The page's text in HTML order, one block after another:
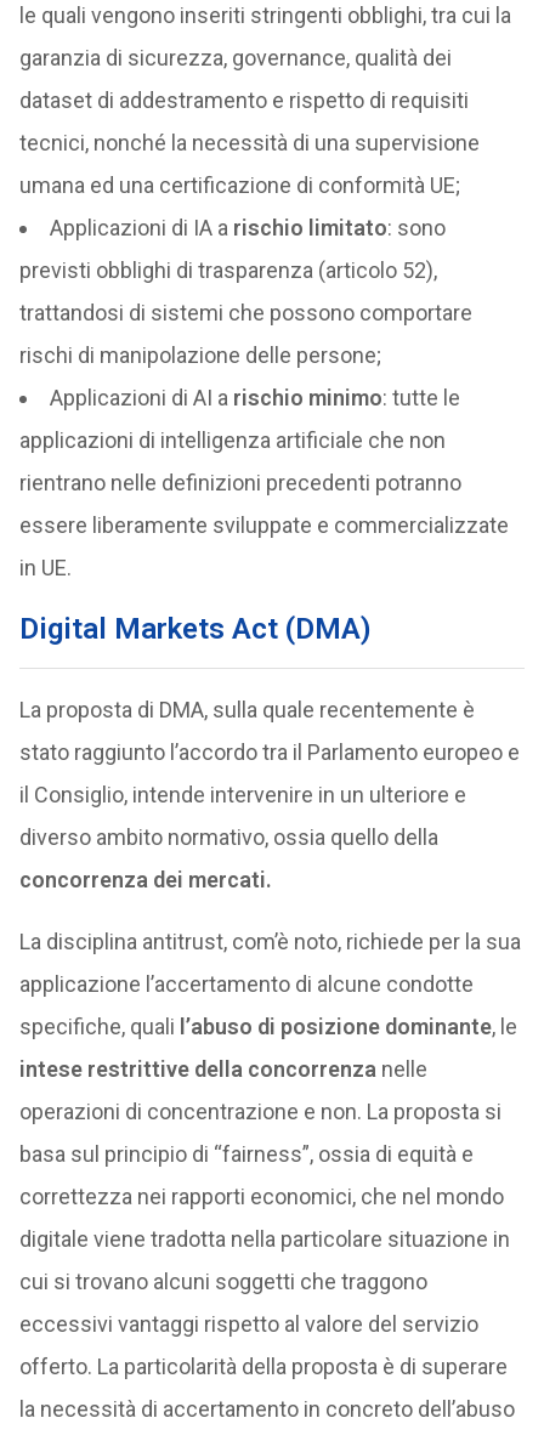
le quali vengono inseriti stringenti obblighi, tra cui la
garanzia di sicurezza, governance, qualità dei
dataset di addestramento e rispetto di requisiti
tecnici, nonché la necessità di una supervisione
umana ed una certificazione di conformità UE;
Applicazioni di IA a rischio limitato: sono
previsti obblighi di trasparenza (articolo 52),
trattandosi di sistemi che possono comportare
rischi di manipolazione delle persone;
Applicazioni di AI a rischio minimo: tutte le
applicazioni di intelligenza artificiale che non
rientrano nelle definizioni precedenti potranno
essere liberamente sviluppate e commercializzate
in UE.
Digital Markets Act (DMA)
La proposta di DMA, sulla quale recentemente è
stato raggiunto l’accordo tra il Parlamento europeo e
il Consiglio, intende intervenire in un ulteriore e
diverso ambito normativo, ossia quello della
concorrenza dei mercati.
La disciplina antitrust, com’è noto, richiede per la sua
applicazione l’accertamento di alcune condotte
specifiche, quali l’abuso di posizione dominante, le
intese restrittive della concorrenza nelle
operazioni di concentrazione e non. La proposta si
basa sul principio di “fairness”, ossia di equità e
correttezza nei rapporti economici, che nel mondo
digitale viene tradotta nella particolare situazione in
cui si trovano alcuni soggetti che traggono
eccessivi vantaggi rispetto al valore del servizio
offerto. La particolarità della proposta è di superare
la necessità di accertamento in concreto dell’abuso